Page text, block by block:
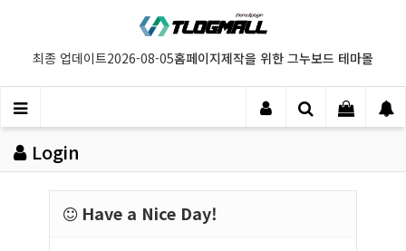
최종 업데이트2026-08-05홈페이지제작을 위한 그누보드 테마몰
Login
Have a Nice Day!